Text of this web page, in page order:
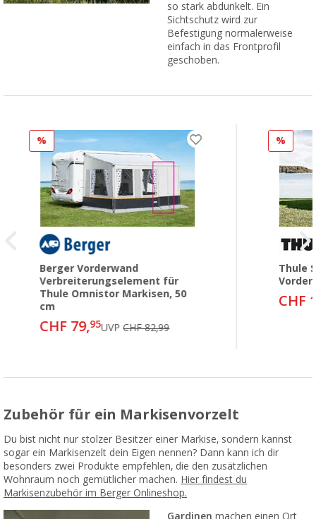
so stark abdunkelt. Ein
Sichtschutz wird zur
Befestigung normalerweise
einfach in das Frontprofil
geschoben.
%
Berger Vorderwand
Verbreiterungselement für
Thule Omnistor Markisen, 50
cm
CHF 79,95UVPCHF 82,99
%
Thule
CHF
Zubehör für ein Markisenvorzelt
Du bist nicht nur stolzer Besitzer einer Markise, sondern kannst
sogar ein Markisenzelt dein Eigen nennen? Dann kann ich dir
besonders zwei Produkte empfehlen, die den zusätzlichen
Wohnraum noch gemütlicher machen. Hier findest du
Markisenzubehör im Berger Onlineshop.
Gardinen machen einen Ort